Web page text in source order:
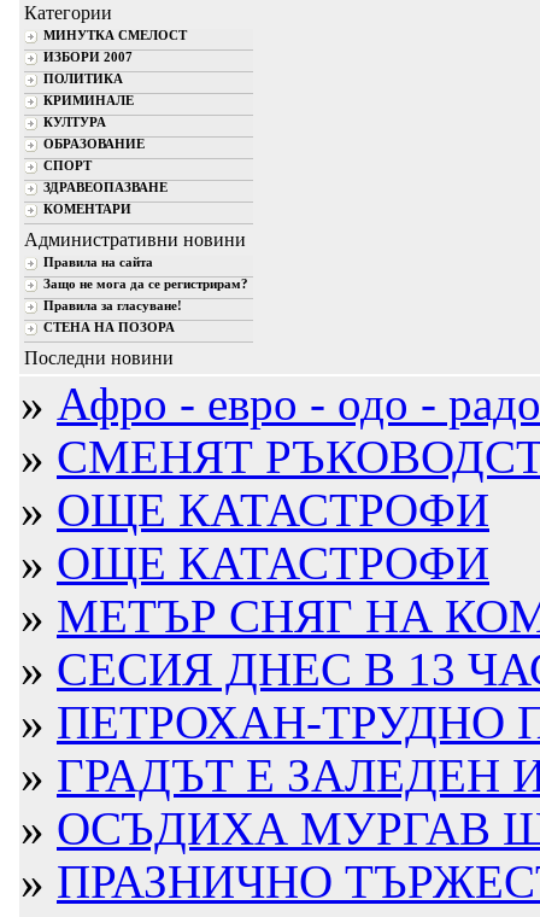
Категории
МИНУТКА СМЕЛОСТ
ИЗБОРИ 2007
ПОЛИТИКА
КРИМИНАЛЕ
КУЛТУРА
ОБРАЗОВАНИЕ
СПОРТ
ЗДРАВЕОПАЗВАНЕ
КОМЕНТАРИ
Административни новини
Правила на сайта
Защо не мога да се регистрирам?
Правила за гласуване!
СТЕНА НА ПОЗОРА
Последни новини
» Афро - евро - одо -
» СМЕНЯТ
» ОЩЕ КАТАСТРОФИ
» ОЩЕ КАТАСТРОФИ
» МЕТЪР СНЯГ НА
» СЕСИЯ ДНЕС В 13
» ПЕТРОХАН-ТРУДНО
» ГРАДЪТ Е ЗАЛЕДЕН
» ОСЪДИХА МУРГАВ
» ПРАЗНИЧНО